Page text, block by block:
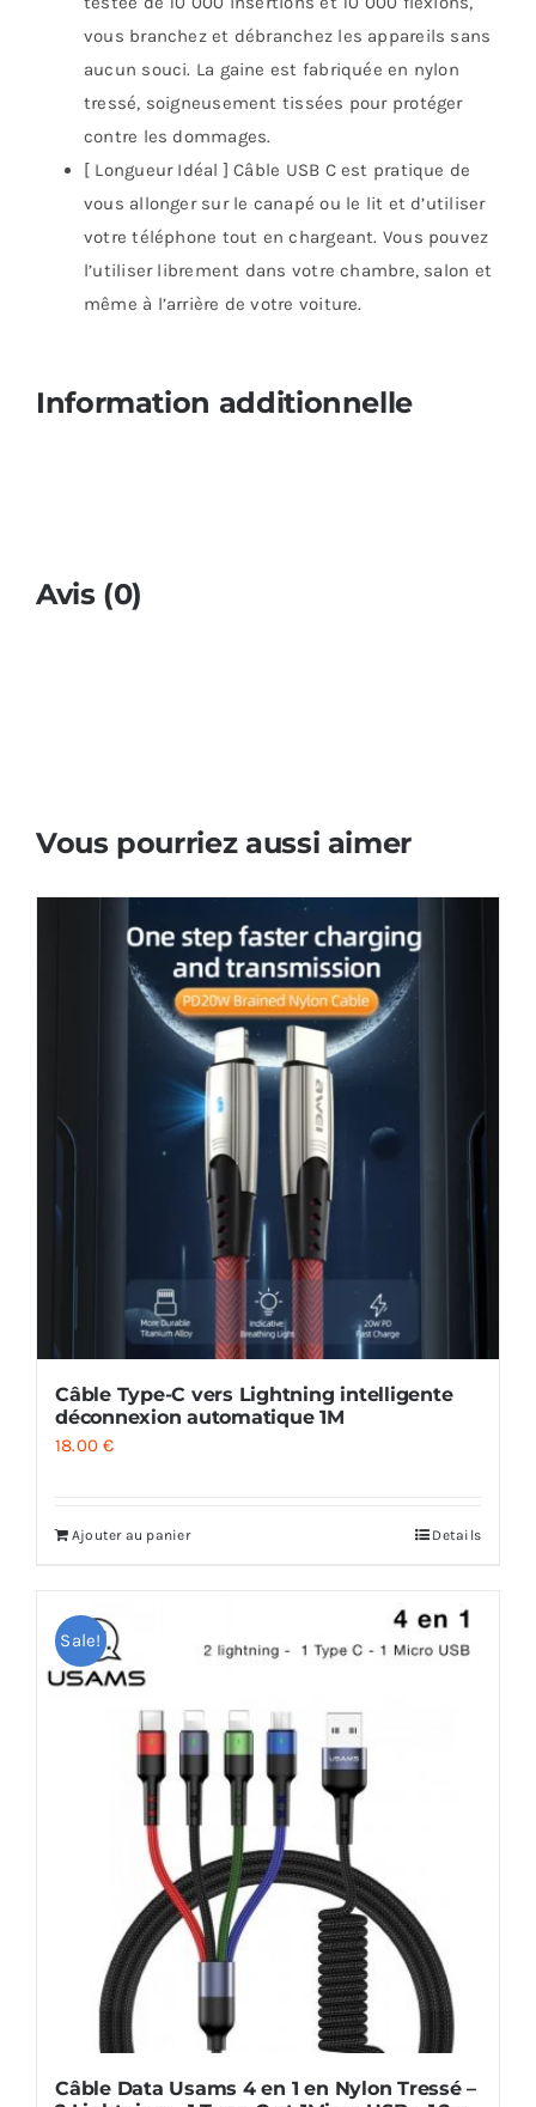
vous branchez et débranchez les appareils sans
aucun souci. La gaine est fabriquée en nylon
tressé, soigneusement tissées pour protéger
contre les dommages.
[ Longueur Idéal ] Câble USB C est pratique de
vous allonger sur le canapé ou le lit et d’utiliser
votre téléphone tout en chargeant. Vous pouvez
l’utiliser librement dans votre chambre, salon et
même à l’arrière de votre voiture.
Information additionnelle
Avis (0)
Vous pourriez aussi aimer
Câble Type-C vers Lightning intelligente
déconnexion automatique 1M
18.00€
Ajouter au panier Details
Sale!
Câble Data Usams 4 en 1 en Nylon Tressé –